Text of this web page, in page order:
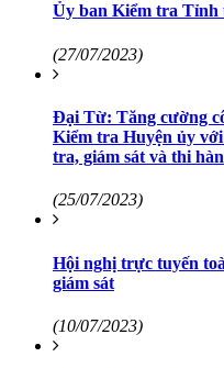
Ủy ban Kiểm tra Tỉnh
(27/07/2023)
Đại Từ: Tăng cường
Kiểm tra Huyện ủy
tra, giám sát và thi
(25/07/2023)
Hội nghị trực tuyến
giám sát
(10/07/2023)